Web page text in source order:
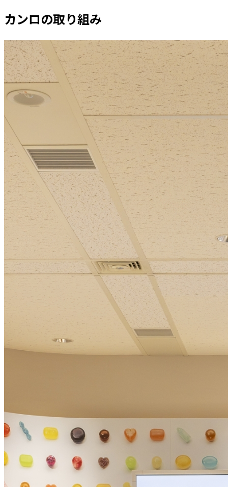
カンロの取り組み